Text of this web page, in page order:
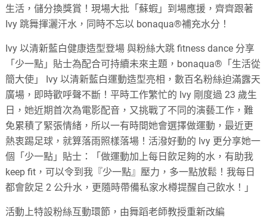
生活，儲分換獎賞！現場大批「蘇蝦」到場應援，齊齊跟著
Ivy 跳舞揮灑汗水，同時不忘以 bonaqua®補充水分！
Ivy 以清新藍白健康造型登場 與粉絲大跳 fitness dance 分享
「少一點」貼士為配合可持續未來主題，bonaqua®「生活從
簡大使」 Ivy 以清新藍白運動造型亮相，數百名粉絲迫滿露天
廣場，即時歡呼聲不斷！平時工作繁忙的 Ivy 剛度過 23 歲生
日，她近期首次為電影配音，又挑戰了不同的演藝工作，難
免累積了緊張情緒，所以一有時間她會選擇做運動，最近更
熱衷踢足球，就算落雨照樣落場！活潑好動的 Ivy 更分享她一
個「少一點」貼士：「做運動加上每日飲足夠的水，有助我
keep fit，可以令到我『少一點』壓力，多一點放鬆！我每日
都會飲足 2 公升水，更隨時帶備私家水樽提醒自己飲水！」
活動上特設粉絲互動環節，由舞蹈老師教授重新改編